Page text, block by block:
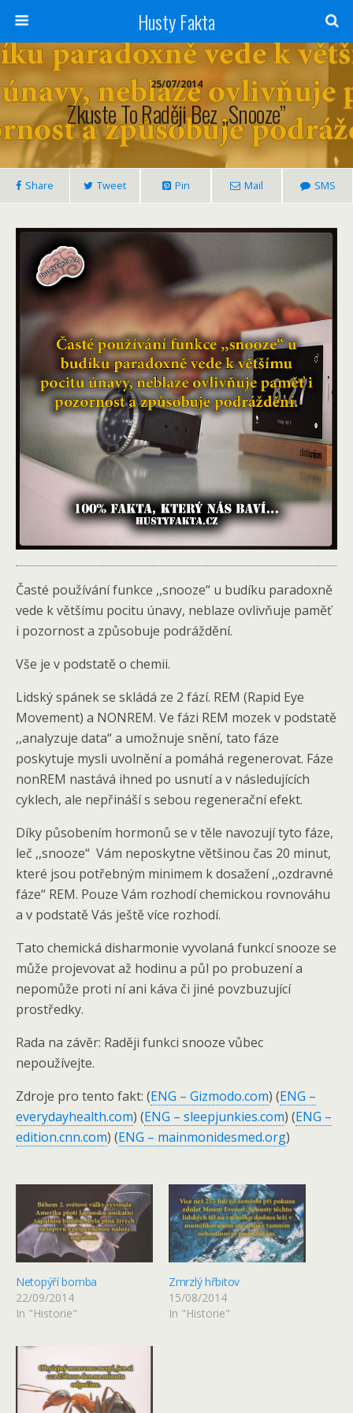
Husty Fakta
25/07/2014
Zkuste To Raději Bez ,,snooze”
Share Tweet Pin Mail SMS
Časté používání funkce ,,snooze“ u budíku paradoxně
vede k většímu pocitu únavy, neblaze ovlivňuje paměť
i pozornost a způsobuje podráždění.
Vše je v podstatě o chemii.
Lidský spánek se skládá ze 2 fází. REM (Rapid Eye
Movement) a NONREM. Ve fázi REM mozek v podstatě
,,analyzuje data“ a umožnuje snění, tato fáze
poskytuje mysli uvolnění a pomáhá regenerovat. Fáze
nonREM nastává ihned po usnutí a v následujících
cyklech, ale nepřináší s sebou regenerační efekt.
Díky působením hormonů se v těle navozují tyto fáze,
leč ,,snooze“ Vám neposkytne většinou čas 20 minut,
které jsou potřebným minimem k dosažení ,,ozdravné
fáze“ REM. Pouze Vám rozhodí chemickou rovnováhu
a v podstatě Vás ještě více rozhodí.
Tato chemická disharmonie vyvolaná funkcí snooze se
může projevovat až hodinu a půl po probuzení a
nepomůže proti ní ani káva či jiné povzbuzující
prostředky.
Rada na závěr: Raději funkci snooze vůbec
nepoužívejte.
Zdroje pro tento fakt: (ENG – Gizmodo.com) (ENG –
everydayhealth.com) (ENG – sleepjunkies.com) (ENG –
edition.cnn.com) (ENG – mainmonidesmed.org)
Netopýří bomba
22/09/2014
In "Historie"
Zmrzlý hřbitov
15/08/2014
In "Historie"